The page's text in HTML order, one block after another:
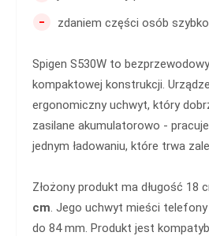
- zdaniem części osób
Spigen S530W to
kompaktowej konstrukcji.
ergonomiczny uchwyt, który
zasilane akumulatorowo -
jednym ładowaniu, które trwa
Złożony produkt ma długość 18
cm. Jego uchwyt mieści
do 84 mm. Produkt jest